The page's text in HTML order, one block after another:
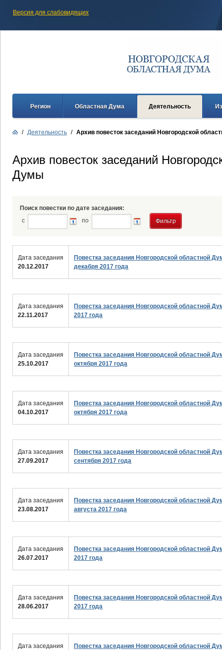
Версия для слабовидящих
Регион Областная Дума Деятельность
/ Деятельность / Архив повесток заседаний Новгородской
Архив повесток заседаний
Думы
Поиск повестки по дате заседания:
с
по
Дата заседания
20.12.2017
Повестка заседания Новгородской областной
декабря 2017 года
Дата заседания
22.11.2017
Повестка заседания Новгородской областной
2017 года
Дата заседания
25.10.2017
Повестка заседания Новгородской областной
октября 2017 года
Дата заседания
04.10.2017
Повестка заседания Новгородской областной
октября 2017 года
Дата заседания
27.09.2017
Повестка заседания Новгородской областной
сентября 2017 года
Дата заседания
23.08.2017
Повестка заседания Новгородской областной
августа 2017 года
Дата заседания
26.07.2017
Повестка заседания Новгородской областной
2017 года
Дата заседания
28.06.2017
Повестка заседания Новгородской областной
2017 года
Дата заседания
Повестка заседания Новгородской областной